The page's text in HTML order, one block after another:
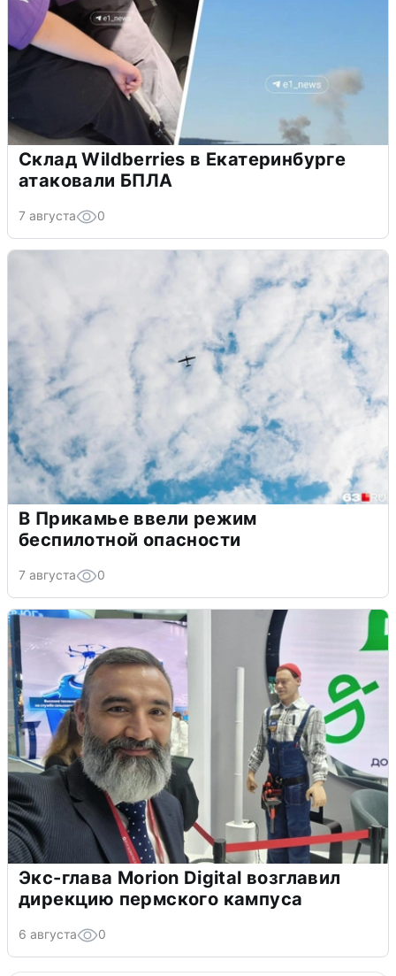
Склад Wildberries в Екатеринбурге
атаковали БПЛА
7 августа 0
В Прикамье ввели режим
беспилотной опасности
7 августа 0
Экс-глава Morion Digital возглавил
дирекцию пермского кампуса
6 августа 0